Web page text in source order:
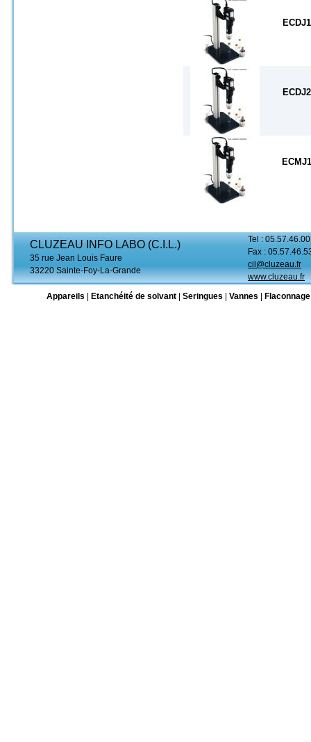
CLUZEAU INFO LABO (C.I.L.)
35 rue Jean Louis Faure
33220 Sainte-Foy-La-Grande
Tel :
Fax :
cil@cluzeau.fr
www.cluzeau.fr
Appareils
Etanchéité de solvant Seringues Vannes Flaconnage